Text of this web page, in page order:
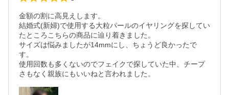
金額の割に高見えします。
結婚式(新婦)で使用する大粒パールのイヤリングを探してい
たところこちらの商品に辿り着きました。
サイズは悩みましたが14mmにし、ちょうど良かったで
す。
使用回数も多くないのでフェイクで探していた中、チープ
さもなく親族にもいいねと言われました。